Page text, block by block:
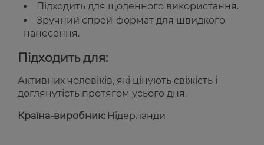
Підходить для щоденного використання.
Зручний спрей-формат для швидкого
нанесення.
Підходить для:
Активних чоловіків, які цінують свіжість і
доглянутість протягом усього дня.
Країна-виробник: Нідерланди